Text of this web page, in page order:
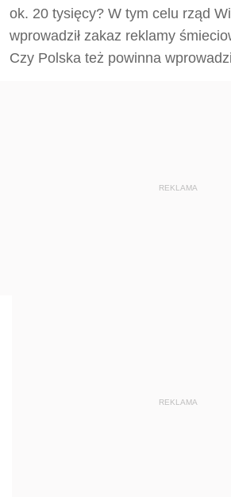
ok. 20 tysięcy? W tym celu rząd
wprowadził zakaz reklamy
Czy Polska też powinna
REKLAMA
REKLAMA